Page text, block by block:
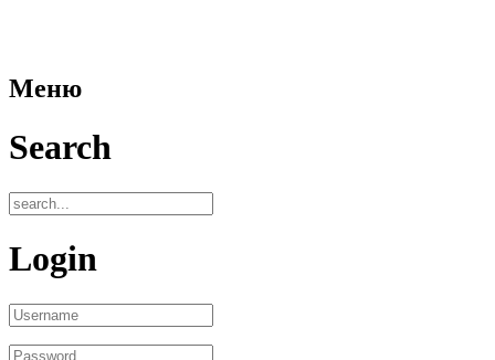
Меню
Search
Login